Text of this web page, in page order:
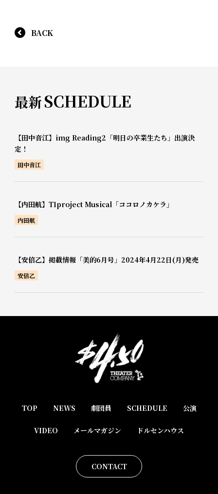
BACK
最新SCHEDULE
【田中音江】img Reading2「明日の卒業生たち」出演決
定！
田中音江
【内田航】T1project Musical「ココロノカケラ」
内田航
【安倍乙】掲載情報「美的6月号」2024年4月22日(月)発売
安倍乙
TOP NEWS 劇団員 SCHEDULE 公演
VIDEO メールマガジン ドルセンハウス
CONTACT